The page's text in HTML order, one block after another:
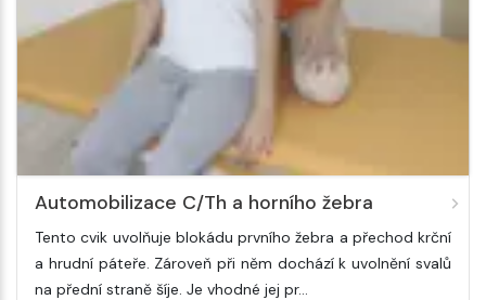
Automobilizace C/Th a horního žebra
Tento cvik uvolňuje blokádu prvního žebra a přechod krční
a hrudní páteře. Zároveň při něm dochází k uvolnění svalů
na přední straně šíje. Je vhodné jej pr…